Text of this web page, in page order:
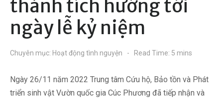
thành tích hướng tới
ngày lễ kỷ niệm
Chuyên mục: Hoạt động tình nguyện Read Time: 5 mins
Ngày 26/11 năm 2022 Trung tâm Cứu hộ, Bảo tồn và Phát
triển sinh vật Vườn quốc gia Cúc Phương đã tiếp nhận và